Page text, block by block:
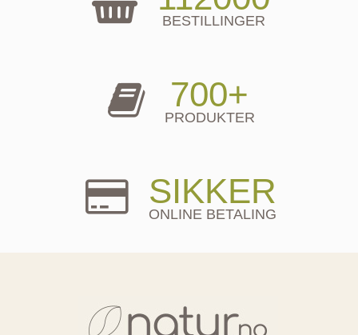
BESTILLINGER
700+
PRODUKTER
SIKKER
ONLINE BETALING